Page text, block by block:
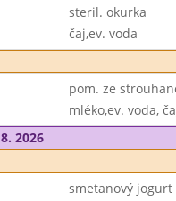
steril. okurka
čaj,ev. voda
pom. ze
mléko,ev. voda,
2026
smetanový jogurt